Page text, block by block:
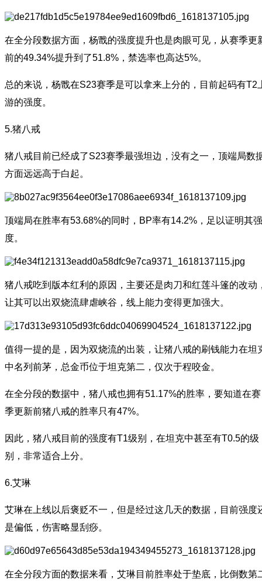
在全分段数据方面，杨戬的强度提升也是肉眼可见，从赛季更
前的49.34%提升到了51.8%，禁选率也高达5%。
总的来说，杨戬在S23赛季是可以拿来上分的，目前起码有T2
游的强度。
5.猪八戒
猪八戒目前已经成了S23赛季最强坦边，没有之一，顶端局数
方面远远高于白起。
顶端局在胜率有53.68%的同时，BP率有14.2%，足以证明其强
度。
猪八戒吃到版本红利的原因，主要还是肉刀和红莲斗篷的改动
让其可以出双烧流肆虐峡谷，线上能力变得更加强大。
值得一提的是，因为双烧流的出装，让猪八戒的刷钱能力在坦
中名列前茅，总金币位于坦克第二，仅次于程咬金。
在全分段的数据中，猪八戒也拥有51.17%的胜率，要知道在赛
季更新前猪八戒的胜率只有47%。
因此，猪八戒目前的强度有T1级别，在坦克中甚至有T0.5的级
别，非常适合上分。
6.艾琳
艾琳在上线以后褒贬不一，但是经过这几天的数据，目前强度
是偏低，伤害略显刮痧。
在全分段方面的数据来看，艾琳目前胜率处于垫底，比倒数第